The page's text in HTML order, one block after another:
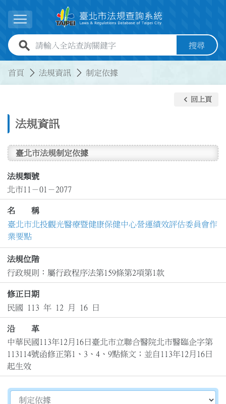
展開選單
全站查詢關鍵字欄位 搜尋
首頁 法規資訊 制定依據
法規資訊
keyboard_arrow_left 回上頁
臺北市法規制定依據
法規類號
北市11－01－2077
名 稱
臺北市北投觀光醫療暨健康保健中心營運績效評估委員會作
業要點
法規位階
行政規則：屬行政程序法第159條第2項第1款
修正日期
民國 113 年 12 月 16 日
沿 革
中華民國113年12月16日臺北市立聯合醫院北市醫臨企字第
113114號函修正第1、3、4、9點條文；並自113年12月16日
起生效
切換選擇法規資訊內容